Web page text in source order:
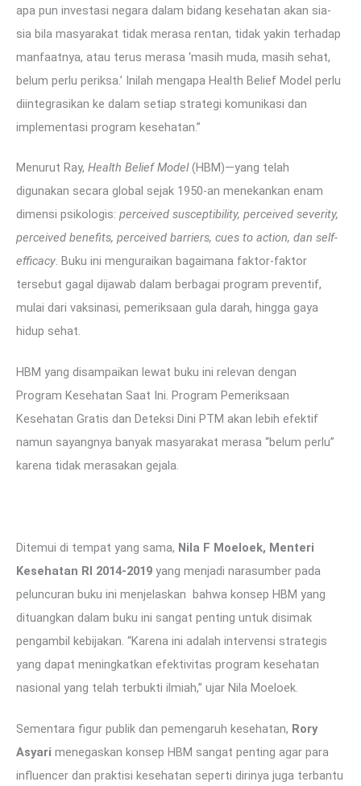
apa pun investasi negara dalam bidang kesehatan akan sia-
sia bila masyarakat tidak merasa rentan, tidak yakin terhadap
manfaatnya, atau terus merasa ‘masih muda, masih sehat,
belum perlu periksa.’ Inilah mengapa Health Belief Model perlu
diintegrasikan ke dalam setiap strategi komunikasi dan
implementasi program kesehatan.”
Menurut Ray, Health Belief Model(HBM)—yang telah
digunakan secara global sejak 1950-an menekankan enam
dimensi psikologis: perceived susceptibility, perceived severity,
perceived benefits, perceived barriers, cues to action, dan self-
efficacy. Buku ini menguraikan bagaimana faktor-faktor
tersebut gagal dijawab dalam berbagai program preventif,
mulai dari vaksinasi, pemeriksaan gula darah, hingga gaya
hidup sehat.
HBM yang disampaikan lewat buku ini relevan dengan
Program Kesehatan Saat Ini. Program Pemeriksaan
Kesehatan Gratis dan Deteksi Dini PTM akan lebih efektif
namun sayangnya banyak masyarakat merasa “belum perlu”
karena tidak merasakan gejala.
Ditemui di tempat yang sama, Nila F Moeloek, Menteri
Kesehatan RI 2014-2019 yang menjadi narasumber pada
peluncuran buku ini menjelaskan bahwa konsep HBM yang
dituangkan dalam buku ini sangat penting untuk disimak
pengambil kebijakan. “Karena ini adalah intervensi strategis
yang dapat meningkatkan efektivitas program kesehatan
nasional yang telah terbukti ilmiah,” ujar Nila Moeloek.
Sementara figur publik dan pemengaruh kesehatan, Rory
Asyari menegaskan konsep HBM sangat penting agar para
influencer dan praktisi kesehatan seperti dirinya juga terbantu